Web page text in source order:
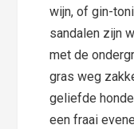
wijn, of gin-
sandalen zijn
met de
gras weg
geliefde
een fraai